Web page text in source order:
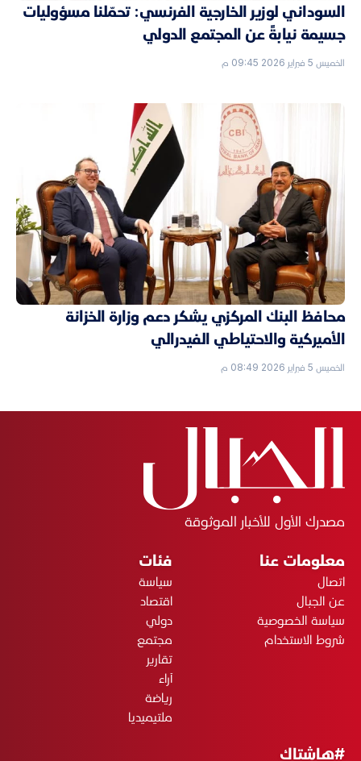
السوداني لوزير الخارجية الفرنسي: تحمّلنا مسؤوليات
جسيمة نيابةً عن المجتمع الدولي
الخميس 5 فبراير 2026 09:45 م
محافظ البنك المركزي يشكر دعم وزارة الخزانة
الأميركية والاحتياطي الفيدرالي
الخميس 5 فبراير 2026 08:49 م
مصدرك الأول للأخبار الموثوقة
معلومات عنا
اتصال
عن الجبال
سياسة الخصوصية
شروط الاستخدام
فئات
سياسة
اقتصاد
دولي
مجتمع
تقارير
آراء
رياضة
ملتيميديا
#هاشتاك